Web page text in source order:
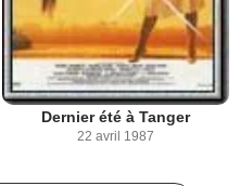
Dernier été à Tanger
22 avril 1987